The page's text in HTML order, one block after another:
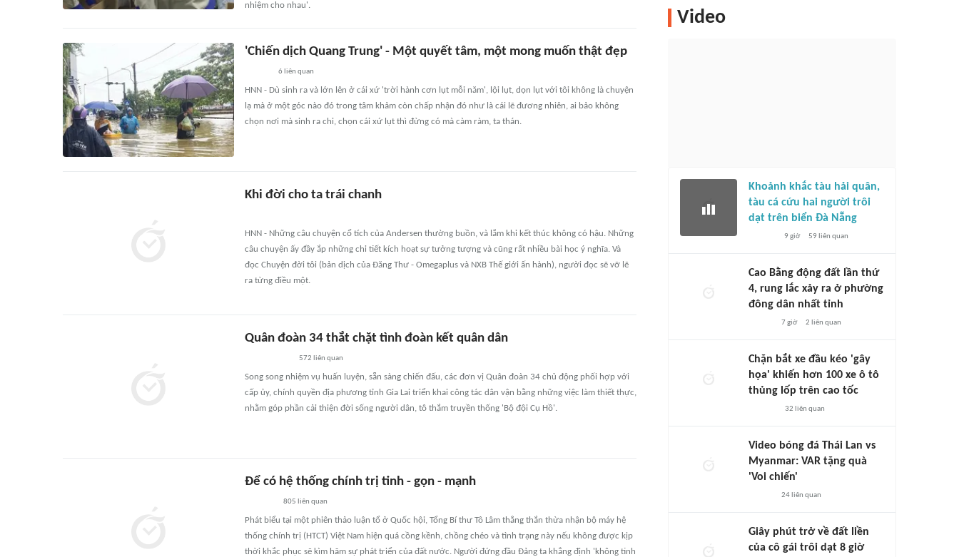
nhiệm cho nhau'.
'Chiến dịch Quang Trung' - Một quyết tâm, một mong muốn thật đẹp
6 liên quan
HNN - Dù sinh ra và lớn lên ở cái xứ 'trời hành cơn lụt mỗi năm', lội lụt, dọn lụt với tôi không là chuyện
lạ mà ở một góc nào đó trong tâm khảm còn chấp nhận đó như là cái lẽ đương nhiên, ai bảo không
chọn nơi mà sinh ra chi, chọn cái xứ lụt thì đừng có mà càm ràm, ta thán.
Khi đời cho ta trái chanh
HNN - Những câu chuyện cổ tích của Andersen thường buồn, và lắm khi kết thúc không có hậu. Những
câu chuyện ấy đầy ắp những chi tiết kích hoạt sự tưởng tượng và cũng rất nhiều bài học ý nghĩa. Và
đọc Chuyện đời tôi (bản dịch của Đăng Thư - Omegaplus và NXB Thế giới ấn hành), người đọc sẽ vỡ lẽ
ra từng điều một.
Quân đoàn 34 thắt chặt tình đoàn kết quân dân
572 liên quan
Song song nhiệm vụ huấn luyện, sẵn sàng chiến đấu, các đơn vị Quân đoàn 34 chủ động phối hợp với
cấp ủy, chính quyền địa phương tỉnh Gia Lai triển khai công tác dân vận bằng những việc làm thiết thực,
nhằm góp phần cải thiện đời sống người dân, tô thắm truyền thống 'Bộ đội Cụ Hồ'.
Để có hệ thống chính trị tinh - gọn - mạnh
805 liên quan
Phát biểu tại một phiên thảo luận tổ ở Quốc hội, Tổng Bí thư Tô Lâm thẳng thắn thừa nhận bộ máy hệ
thống chính trị (HTCT) Việt Nam hiện quá cồng kềnh, chồng chéo và tình trạng này nếu không được kịp
thời khắc phục sẽ kìm hãm sự phát triển của đất nước. Người đứng đầu Đảng ta khẳng định 'không tinh
Video
Khoảnh khắc tàu hải quân,
tàu cá cứu hai người trôi
dạt trên biển Đà Nẵng
9 giờ 59 liên quan
Cao Bằng động đất lần thứ
4, rung lắc xảy ra ở phường
đông dân nhất tỉnh
7 giờ 2 liên quan
Chặn bắt xe đầu kéo 'gây
họa' khiến hơn 100 xe ô tô
thủng lốp trên cao tốc
32 liên quan
Video bóng đá Thái Lan vs
Myanmar: VAR tặng quà
'Voi chiến'
24liên quan
Giây phút trở về đất liền
của cô gái trôi dạt 8 giờ